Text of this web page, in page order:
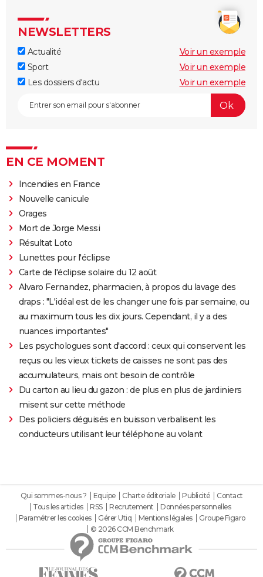
NEWSLETTERS
Actualité
Voir un exemple
Sport
Voir un exemple
Les dossiers d'actu
Voir un exemple
EN CE MOMENT
Incendies en France
Nouvelle canicule
Orages
Mort de Jorge Messi
Résultat Loto
Lunettes pour l'éclipse
Carte de l'éclipse solaire du 12 août
Alvaro Fernandez, pharmacien, à propos du lavage des
draps : "L'idéal est de les changer une fois par semaine, ou
au maximum tous les dix jours. Cependant, il y a des
nuances importantes"
Les psychologues sont d'accord : ceux qui conservent les
reçus ou les vieux tickets de caisses ne sont pas des
accumulateurs, mais ont besoin de contrôle
Du carton au lieu du gazon : de plus en plus de jardiniers
misent sur cette méthode
Des policiers déguisés en buisson verbalisent les
conducteurs utilisant leur téléphone au volant
Qui sommes-nous ? Equipe Charte éditoriale Publicité
Contact
Tous les articles
RSS Recrutement
Données personnelles
Paramétrer les cookies
Gérer Utiq Mentions légales
Groupe Figaro
© 2026 CCM Benchmark